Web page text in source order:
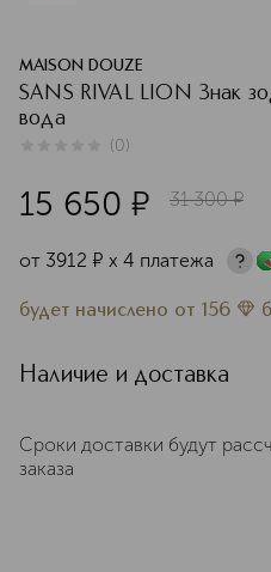
MAISON DOUZE
SANS RIVAL LION Знак
вода
(0)
15 650 ¤ 31 300 ¤
от 3912 ¤ х 4 платежа
будет начислено от 156
Наличие и доставка
Сроки доставки будут
заказа